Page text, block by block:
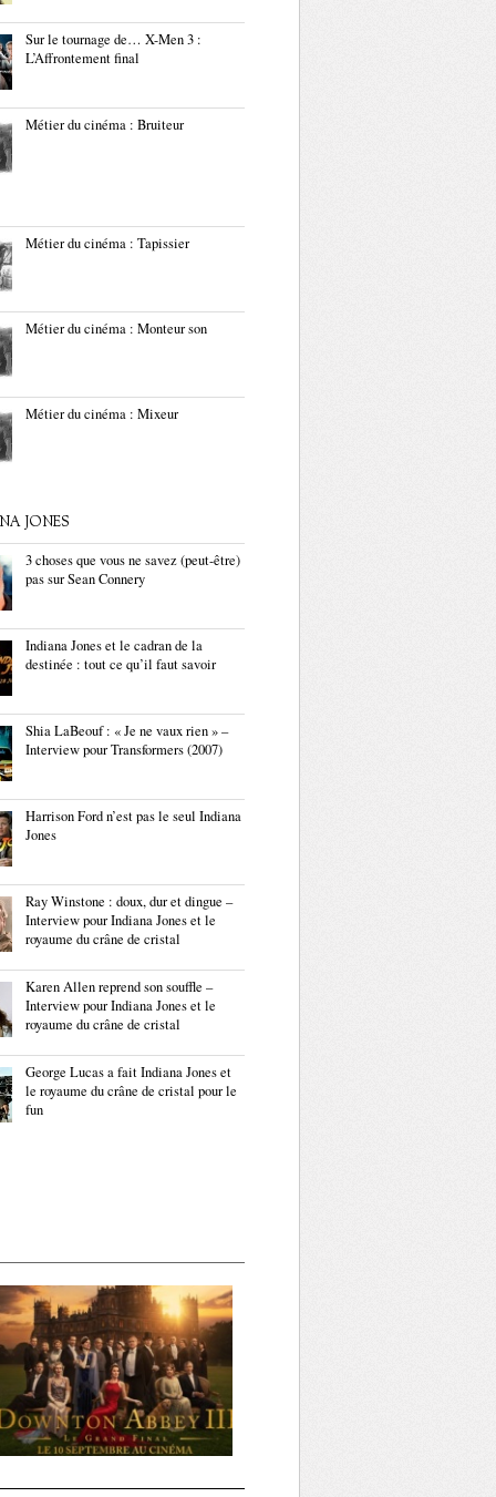
Sur le tournage de… X-Men 3 :
L’Affrontement final
Métier du cinéma : Bruiteur
Métier du cinéma : Tapissier
Métier du cinéma : Monteur son
Métier du cinéma : Mixeur
JONES
3 choses que vous ne savez (peut-être)
pas sur Sean Connery
Indiana Jones et le cadran de la
destinée : tout ce qu’il faut savoir
Shia LaBeouf : « Je ne vaux rien » –
Interview pour Transformers (2007)
Harrison Ford n’est pas le seul Indiana
Jones
Ray Winstone : doux, dur et dingue –
Interview pour Indiana Jones et le
royaume du crâne de cristal
Karen Allen reprend son souffle –
Interview pour Indiana Jones et le
royaume du crâne de cristal
George Lucas a fait Indiana Jones et
le royaume du crâne de cristal pour le
fun